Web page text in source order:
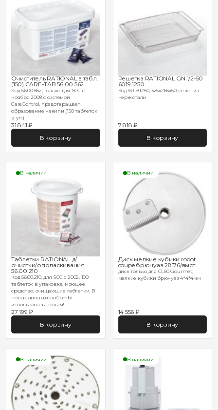
Очиститель RATIONAL в табл.
(150) CARE-TAB 56.00.562
Код 56.00.562; только для SCC с
ноября 2008 с системой
CareControl, предотвращает
образование накипи (150 таблеток
в уп.)
31 841 ₽
В корзину
Решетка RATIONAL GN 1/2-50
6019.1250
Код 6019.1250; 325х265х50, сетка из
нерж.стали
7 818 ₽
В корзину
В наличии
Таблетки RATIONAL д/
очистки/ополаскивания
56.00.210
Код 56.00.210; для SCC с 2002, 100
таблеток в упаковке, моющее
средство, очищающие таблетки. В
новых аппаратах iCombi
использовать нельзя!
27 199 ₽
В корзину
В наличии
Диск мелкие кубики robot
coupe брюнуаз 28176/выст.
диск только для CL50 Gourmet,
мелкие кубики брюнуаз 4*4*4мм
14 556 ₽
В корзину
В наличии В наличии